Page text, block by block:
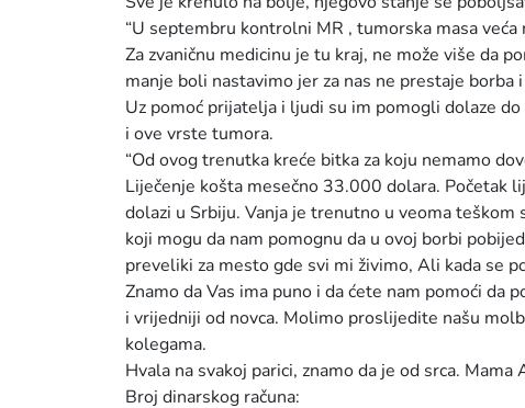
“U septembru kontrolni MR , tumorska masa
Za zvaničnu medicinu je tu kraj, ne može više da
manje boli nastavimo jer za nas ne prestaje borba
Uz pomoć prijatelja i ljudi su im pomogli dolaze
i ove vrste tumora.
“Od ovog trenutka kreće bitka za koju nemamo
Liječenje košta mesečno 33.000 dolara. Početak
dolazi u Srbiju. Vanja je trenutno u veoma
koji mogu da nam pomognu da u ovoj borbi
preveliki za mesto gde svi mi živimo, Ali kada se
Znamo da Vas ima puno i da ćete nam pomoći da
i vrijedniji od novca. Molimo proslijedite našu
kolegama.
Hvala na svakoj parici, znamo da je od srca. Mama
Broj dinarskog računa: